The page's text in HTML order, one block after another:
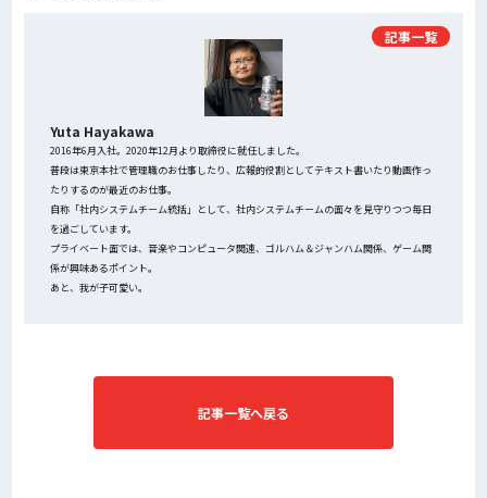
Yuta Hayakawa
2016年6月入社。2020年12月より取締役に就任しました。
普段は東京本社で管理職のお仕事したり、広報的役割としてテキスト書いたり動画作っ
たりするのが最近のお仕事。
自称「社内システムチーム統括」として、社内システムチームの面々を見守りつつ毎日
を過ごしています。
プライベート面では、音楽やコンピュータ関連、ゴルハム＆ジャンハム関係、ゲーム関
係が興味あるポイント。
あと、我が子可愛い。
記事一覧
記事一覧へ戻る